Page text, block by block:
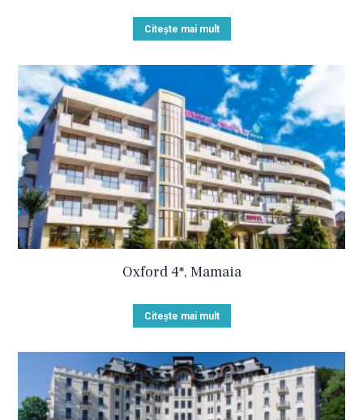
Citește mai mult
Oxford 4*, Mamaia
Citește mai mult